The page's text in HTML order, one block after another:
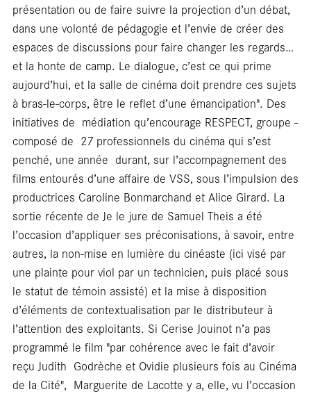
présentation ou de faire suivre la projection d’un débat,
dans une volonté de pédagogie et l’envie de créer des
espaces de discussions pour faire changer les regards…
et la honte de camp. Le dialogue, c’est ce qui prime
aujourd’hui, et la salle de cinéma doit prendre ces sujets
à bras-le-corps, être le reflet d’une émancipation". Des
initiatives de ­ médiation qu’encourage RESPECT, groupe ­
composé de ­ 27 professionnels du cinéma qui s’est
penché, une année ­ durant, sur l’accompagnement des
films entourés d’une affaire de VSS, sous l’impulsion des
productrices Caroline Bonmarchand et Alice Girard. La
sortie récente de Je le jure de Samuel Theis a été
l’occasion d’appliquer ses préconisations, à savoir, entre
autres, la non-mise en lumière du cinéaste (ici visé par
une plainte pour viol par un technicien, puis placé sous
le statut de témoin assisté) et la mise à disposition
d’éléments de contextualisation par le distributeur à
l’attention des exploitants. Si Cerise Jouinot n’a pas
programmé le film "par cohérence avec le fait d’avoir
reçu Judith ­ Godrèche et Ovidie plusieurs fois au Cinéma
de la Cité", ­ Marguerite de Lacotte y a, elle, vu l’occasion